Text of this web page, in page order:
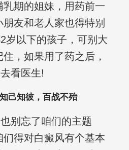
期的姐妹，用药前一
友和老人家也得特别
岁以下的孩子，可别大
，如果用了药之后，
看医生!
己知彼，百战不殆
别忘了咱们的主题
得对白癜风有个基本